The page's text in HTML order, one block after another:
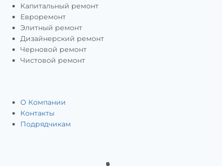
Капитальный ремонт
Евроремонт
Элитный ремонт
Дизайнерский ремонт
Черновой ремонт
Чистовой ремонт
О Компании
Контакты
Подрядчикам